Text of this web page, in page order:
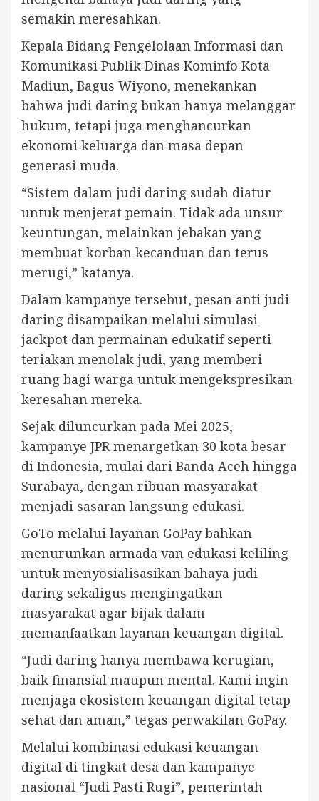
semakin meresahkan.
Kepala Bidang Pengelolaan Informasi dan
Komunikasi Publik Dinas Kominfo Kota
Madiun, Bagus Wiyono, menekankan
bahwa judi daring bukan hanya melanggar
hukum, tetapi juga menghancurkan
ekonomi keluarga dan masa depan
generasi muda.
“Sistem dalam judi daring sudah diatur
untuk menjerat pemain. Tidak ada unsur
keuntungan, melainkan jebakan yang
membuat korban kecanduan dan terus
merugi,” katanya.
Dalam kampanye tersebut, pesan anti judi
daring disampaikan melalui simulasi
jackpot dan permainan edukatif seperti
teriakan menolak judi, yang memberi
ruang bagi warga untuk mengekspresikan
keresahan mereka.
Sejak diluncurkan pada Mei 2025,
kampanye JPR menargetkan 30 kota besar
di Indonesia, mulai dari Banda Aceh hingga
Surabaya, dengan ribuan masyarakat
menjadi sasaran langsung edukasi.
GoTo melalui layanan GoPay bahkan
menurunkan armada van edukasi keliling
untuk menyosialisasikan bahaya judi
daring sekaligus mengingatkan
masyarakat agar bijak dalam
memanfaatkan layanan keuangan digital.
“Judi daring hanya membawa kerugian,
baik finansial maupun mental. Kami ingin
menjaga ekosistem keuangan digital tetap
sehat dan aman,” tegas perwakilan GoPay.
Melalui kombinasi edukasi keuangan
digital di tingkat desa dan kampanye
nasional “Judi Pasti Rugi”, pemerintah